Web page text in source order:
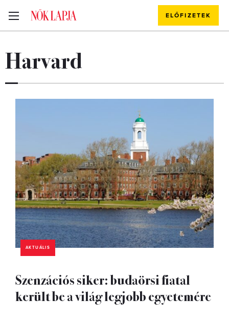
ELŐFIZETEK
Harvard
AKTUÁLIS
Szenzációs siker: budaörsi fiatal
került be a világ legjobb egyetemére